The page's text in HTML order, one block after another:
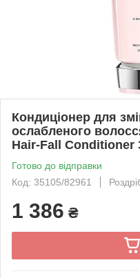
Кондиціонер для
ослабленого
Hair-Fall Conditioner
Готово до відправки
Код: 35105/82961
1 386 ₴